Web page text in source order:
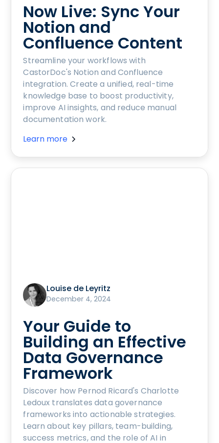
Now Live: Sync Your
Notion and
Confluence Content
Streamline your workflows with
CastorDoc's Notion and Confluence
integration. Create a unified, real-time
knowledge base to boost productivity,
improve AI insights, and reduce manual
documentation work.
Learn more
Louise de Leyritz
December 4, 2024
Your Guide to
Building an Effective
Data Governance
Framework
Discover how Pernod Ricard's Charlotte
Ledoux translates data governance
frameworks into actionable strategies.
Learn about key pillars, team-building,
success metrics, and the role of AI in